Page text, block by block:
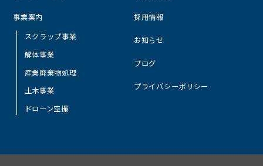
事業案内
スクラップ事業
解体事業
産業廃棄物処理
土木事業
ドローン空撮
採用情報
お知らせ
ブログ
プライバシーポリシー